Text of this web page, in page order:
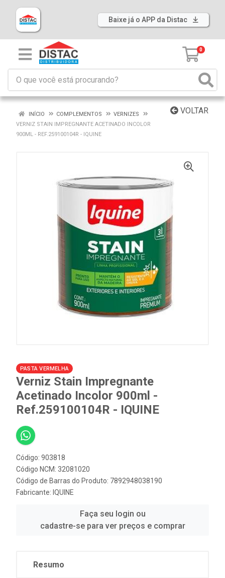
Baixe já o APP da Distac
0
VOLTAR
INÍCIO COMPLEMENTOS
VERNIZES
VERNIZ STAIN IMPREGNANTE ACETINADO INCOLOR
900ML - REF.259100104R - IQUINE
PASTA VERMELHA
Verniz Stain Impregnante
Acetinado Incolor 900ml -
Ref.259100104R - IQUINE
Código: 903818
Código NCM: 32081020
Código de Barras do Produto: 7892948038190
Fabricante: IQUINE
Faça seu login ou
cadastre-se para ver preços e comprar
Resumo